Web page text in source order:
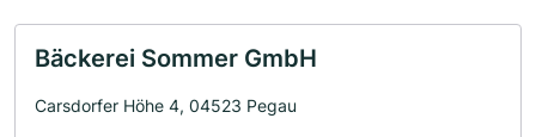
Bäckerei Sommer GmbH
Carsdorfer Höhe 4, 04523 Pegau